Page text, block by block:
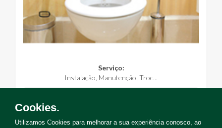
Serviço:
Instalação, Manutenção, Troc...
Cookies.
Utilizamos Cookies para melhorar a sua experiência conosco, ao